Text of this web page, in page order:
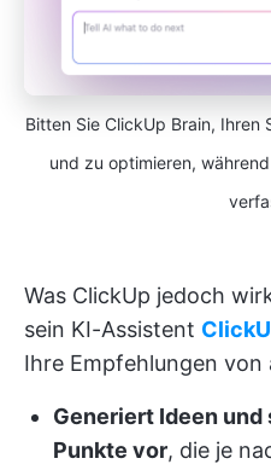
Bitten Sie ClickUp Brain, Ihren
und zu optimieren,
Was ClickUp jedoch
sein KI-Assistent
Ihre Empfehlungen von
Generiert Ideen
Punkte vor, die je